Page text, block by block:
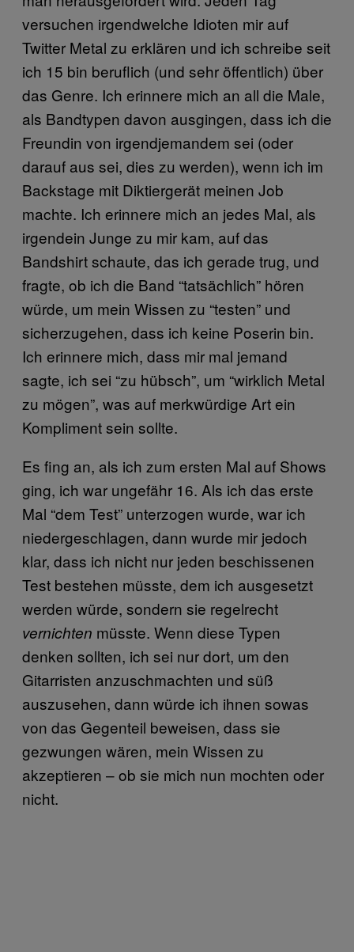
versuchen irgendwelche Idioten mir auf
Twitter Metal zu erklären und ich schreibe seit
ich 15 bin beruflich (und sehr öffentlich) über
das Genre. Ich erinnere mich an all die Male,
als Bandtypen davon ausgingen, dass ich die
Freundin von irgendjemandem sei (oder
darauf aus sei, dies zu werden), wenn ich im
Backstage mit Diktiergerät meinen Job
machte. Ich erinnere mich an jedes Mal, als
irgendein Junge zu mir kam, auf das
Bandshirt schaute, das ich gerade trug, und
fragte, ob ich die Band “tatsächlich” hören
würde, um mein Wissen zu “testen” und
sicherzugehen, dass ich keine Poserin bin.
Ich erinnere mich, dass mir mal jemand
sagte, ich sei “zu hübsch”, um “wirklich Metal
zu mögen”, was auf merkwürdige Art ein
Kompliment sein sollte.
Es fing an, als ich zum ersten Mal auf Shows
ging, ich war ungefähr 16. Als ich das erste
Mal “dem Test” unterzogen wurde, war ich
niedergeschlagen, dann wurde mir jedoch
klar, dass ich nicht nur jeden beschissenen
Test bestehen müsste, dem ich ausgesetzt
werden würde, sondern sie regelrecht
vernichten müsste. Wenn diese Typen
denken sollten, ich sei nur dort, um den
Gitarristen anzuschmachten und süß
auszusehen, dann würde ich ihnen sowas
von das Gegenteil beweisen, dass sie
gezwungen wären, mein Wissen zu
akzeptieren – ob sie mich nun mochten oder
nicht.